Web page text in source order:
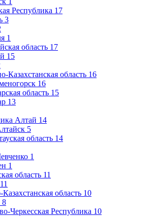
Республика 17
3
1
область 17
15
Казахстанская область 16
16
область 15
13
Алтай 14
5
область 14
1
1
область 11
11
область 10
8
Черкесская Республика 10